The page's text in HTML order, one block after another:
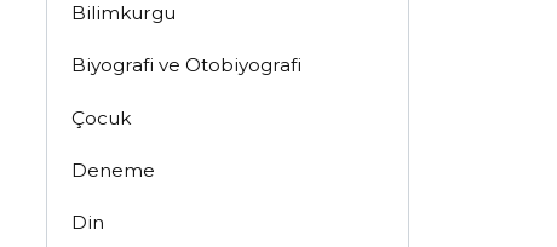
Bilimkurgu
Biyografi ve Otobiyografi
Çocuk
Deneme
Din